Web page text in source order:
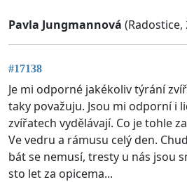
Pavla Jungmannová (Radostice,
#17138
Je mi odporné jakékoliv týrání
taky považuju. Jsou mi odporní i
zvířatech vydělávají. Co je tohle
Ve vedru a rámusu celý den.
bát se nemusí, tresty u nás jsou
sto let za opicema...